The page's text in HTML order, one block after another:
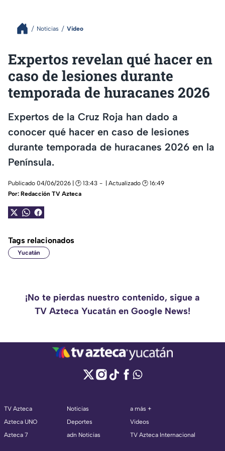
Noticias Video
Expertos revelan qué hacer en
caso de lesiones durante
temporada de huracanes 2026
Expertos de la Cruz Roja han dado a
conocer qué hacer en caso de lesiones
durante temporada de huracanes 2026 en la
Península.
Publicado 04/06/2026 | 🕑 13:43
| Actualizado 🕑 16:49
Por: Redacción TV Azteca
Tags relacionados
Yucatán
¡No te pierdas nuestro contenido, sigue a
TV Azteca Yucatán en Google News!
TV Azteca
Azteca UNO
Azteca 7
Noticias
Deportes
adn Noticias
a más +
Videos
TV Azteca Internacional